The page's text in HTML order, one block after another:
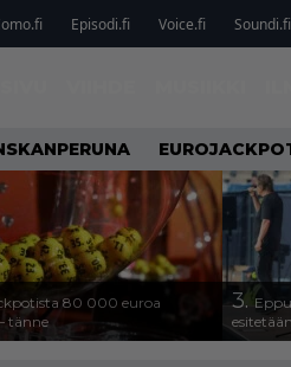
Episodi.fi Voice.fi Soundi.fi
80 000 euroa
tänne
3.